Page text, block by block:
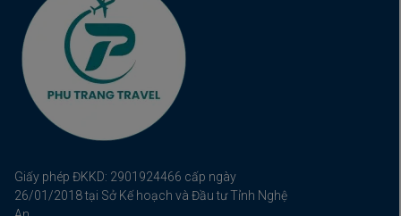
Giấy phép ĐKKD: 2901924466 cấp ngày
26/01/2018 tại Sở Kế hoạch và Đầu tư Tỉnh Nghệ